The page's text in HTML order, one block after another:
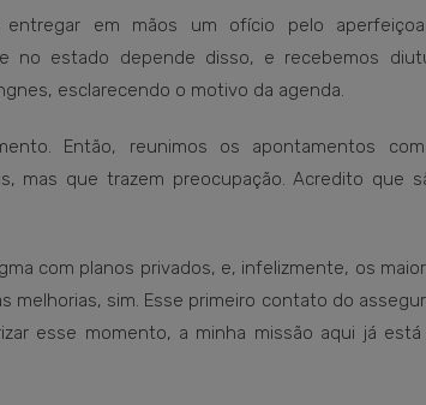
em mãos um ofício pelo
no estado depende disso, e recebemos
esclarecendo o motivo da agenda.
Então, reunimos os apontamentos
mas que trazem preocupação. Acredito que
com planos privados, e, infelizmente, os
melhorias, sim. Esse primeiro contato do
esse momento, a minha missão aqui já está